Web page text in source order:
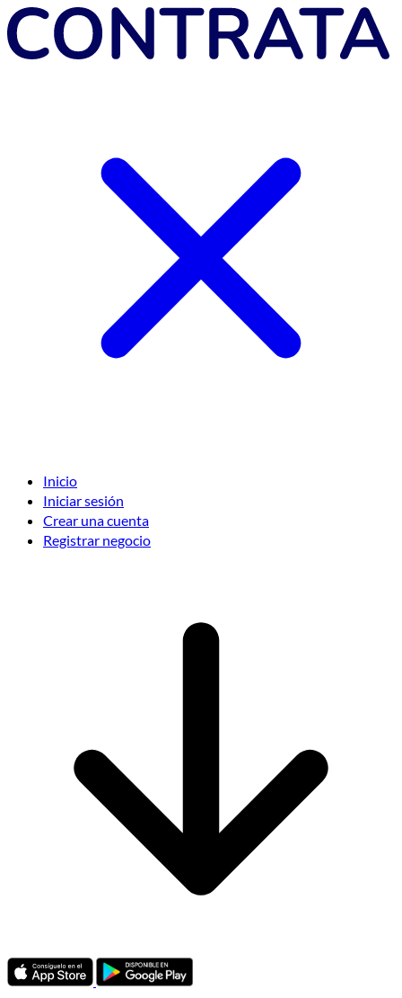
Inicio
Iniciar sesión
Crear una cuenta
Registrar negocio